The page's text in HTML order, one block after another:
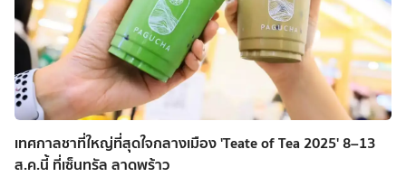
เทศกาลชาที่ใหญ่ที่สุดใจกลางเมือง 'Teate of Tea 2025' 8–13
ส.ค.นี้ ที่เซ็นทรัล ลาดพร้าว